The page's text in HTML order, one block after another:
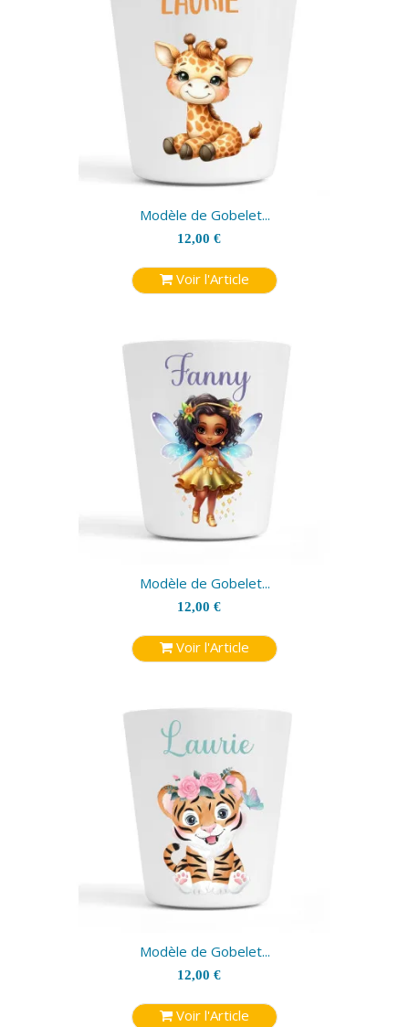
Modèle de Gobelet...
12,00 €
Voir l'Article
Modèle de Gobelet...
12,00 €
Voir l'Article
Modèle de Gobelet...
12,00 €
Voir l'Article